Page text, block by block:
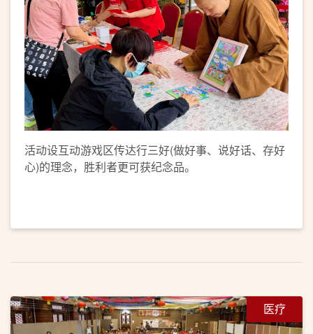
活动设互动游戏区传达行三好(做好事、说好话、存好
心)的理念，胜利者更可获纪念品。
医疗